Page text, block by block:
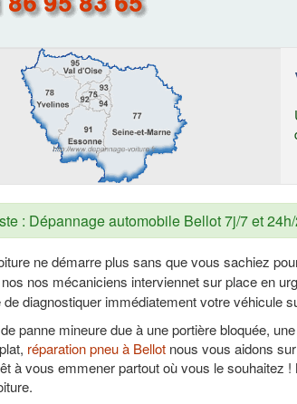
: Dépannage automobile Bellot 7j/7 et
ne démarre plus sans que vous sachiez
nos mécaniciens interviennet sur place en
de diagnostiquer immédiatement votre véhicule
panne mineure due à une portière bloquée, une
réparation pneu à Bellot nous vous aidons
à vous emmener partout où vous le souhaitez